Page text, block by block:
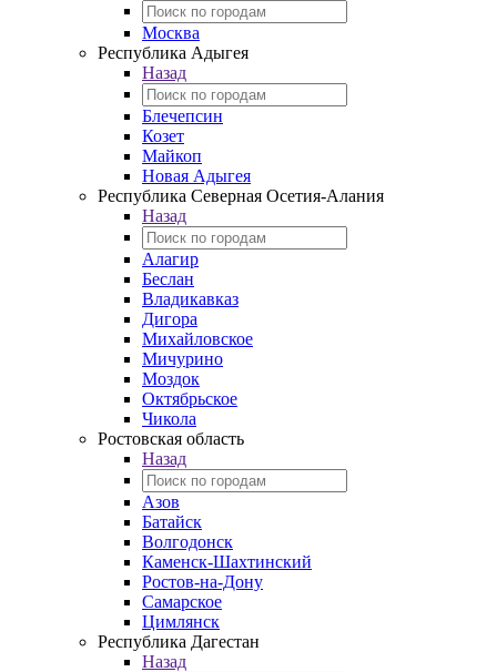
Москва
Республика Адыгея
Назад
Блечепсин
Козет
Майкоп
Новая Адыгея
Республика Северная Осетия-Алания
Назад
Алагир
Беслан
Владикавказ
Дигора
Михайловское
Мичурино
Моздок
Октябрьское
Чикола
Ростовская область
Назад
Азов
Батайск
Волгодонск
Каменск-Шахтинский
Ростов-на-Дону
Самарское
Цимлянск
Республика Дагестан
Назад